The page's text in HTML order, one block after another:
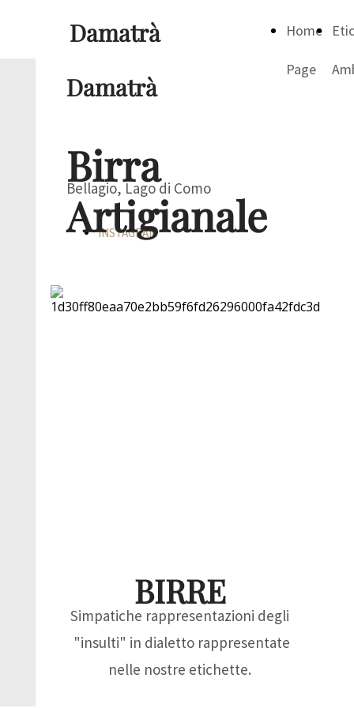
Home
Page
Damatrà
Damatrà
Birra
Artigianale
Bellagio, Lago di Como
INSTAGRAM
BIRRE
Simpatiche rappresentazioni degli
"insulti" in dialetto rappresentate
nelle nostre etichette.